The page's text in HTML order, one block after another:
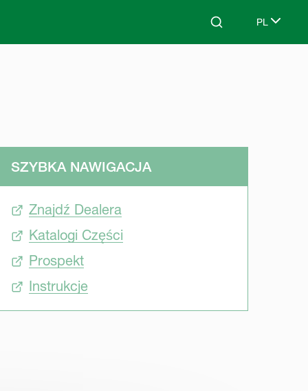
Search PL
Select
SZYBKA NAWIGACJA
Znajdź Dealera
Katalogi Części
Prospekt
Instrukcje